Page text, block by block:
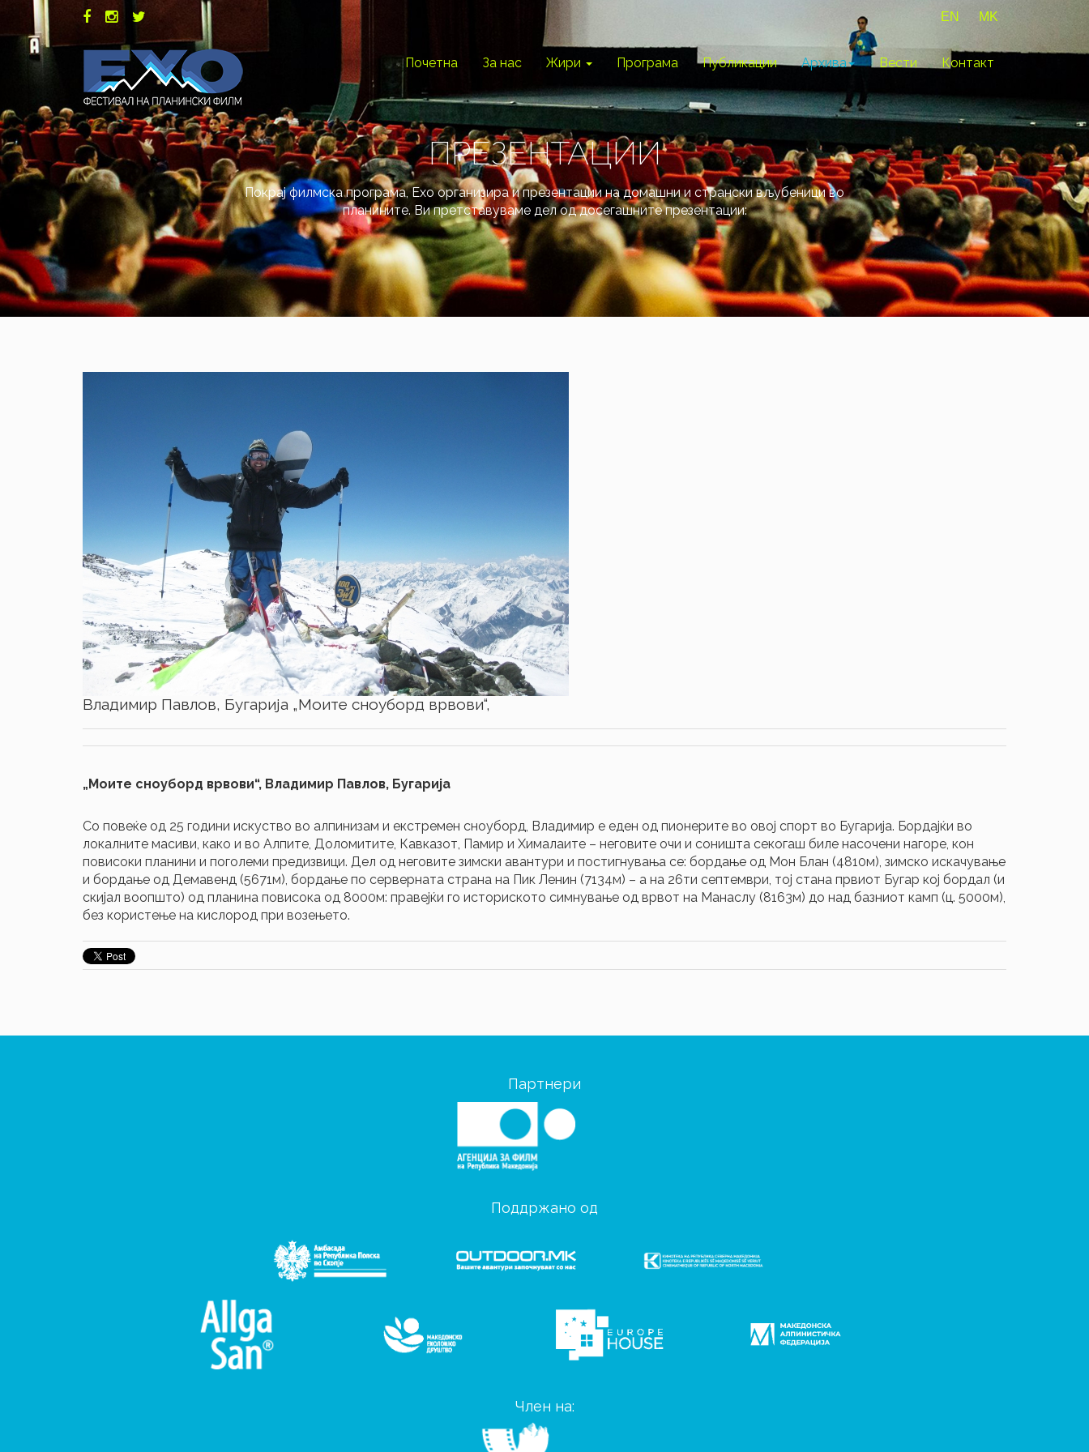
EN MK
Почетна За нас Жири Програма Публикации Архива Вести Контакт
ПРЕЗЕНТАЦИИ
Покрај филмска програма, Ехо организира и презентации на домашни и странски вљубеници во
планините. Ви претставуваме дел од досегашните презентации:
Владимир Павлов, Бугарија „Моите сноуборд врвови“,
„Моите сноуборд врвови“, Владимир Павлов, Бугарија
Со повеќе од 25 години искуство во алпинизам и екстремен сноуборд, Владимир е еден од пионерите во овој спорт во Бугарија. Бордајќи во
локалните масиви, како и во Алпите, Доломитите, Кавказот, Памир и Хималаите – неговите очи и соништа секогаш биле насочени нагоре, кон
повисоки планини и поголеми предизвици. Дел од неговите зимски авантури и постигнувања се: бордање од Мон Блан (4810м), зимско искачување
и бордање од Демавенд (5671м), бордање по серверната страна на Пик Ленин (7134м) – а на 26ти септември, тој стана првиот Бугар кој бордал (и
скијал воопшто) од планина повисока од 8000м: правејќи го историското симнување од врвот на Манаслу (8163м) до над базниот камп (ц. 5000м),
без користење на кислород при возењето.
Партнери
Поддржано од
Член на: